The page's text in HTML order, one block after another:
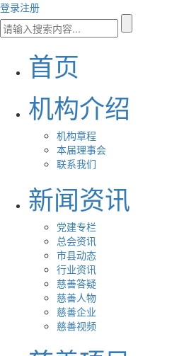
登录注册
首页
机构介绍
机构章程
本届理事会
联系我们
新闻资讯
党建专栏
总会资讯
市县动态
行业资讯
慈善答疑
慈善人物
慈善企业
慈善视频